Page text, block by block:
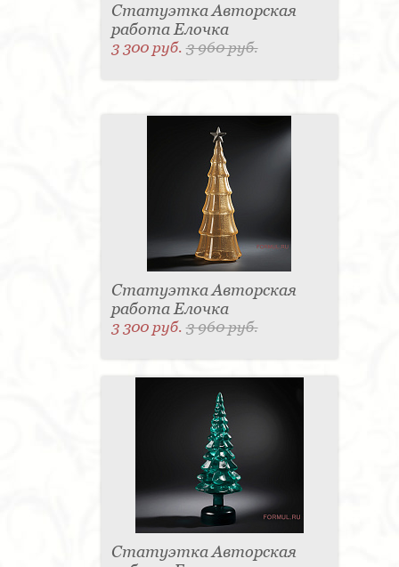
Статуэтка Авторская
работа Елочка
3 300 руб.3 960 руб.
Статуэтка Авторская
работа Елочка
3 300 руб.3 960 руб.
Статуэтка Авторская